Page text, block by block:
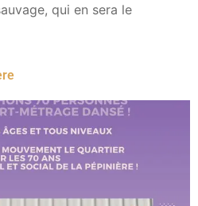
qui en sera le